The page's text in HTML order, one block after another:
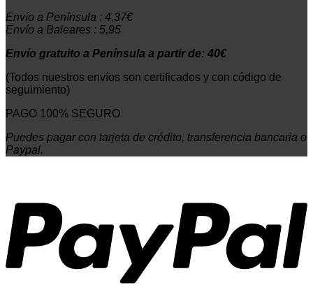
Envío a Península : 4,37€
Envío a Baleares : 5,95
Envío gratuito a Península a partir de: 40€
(Todos nuestros envíos son certificados y con código de
seguimiento)
PAGO 100% SEGURO
Puedes pagar con tarjeta de crédito, transferencia bancaria o
Paypal.